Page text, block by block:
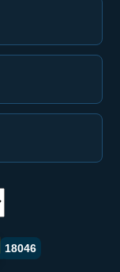
18046